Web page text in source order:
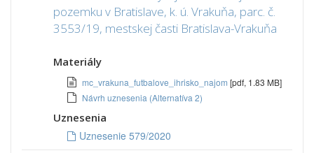
pozemku v Bratislave, k. ú. Vrakuňa, parc. č.
3553/19, mestskej časti Bratislava-Vrakuňa
Materiály
mc_vrakuna_futbalove_ihrisko_najom [pdf, 1.83 MB]
Návrh uznesenia (Alternatíva 2)
Uznesenia
Uznesenie 579/2020